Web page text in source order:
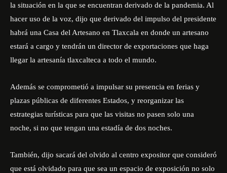
la situación en la que se encuentran derivado de la pandemia. Al
hacer uso de la voz, dijo que derivado del impulso del presidente
habrá una Casa del Artesano en Tlaxcala en donde un artesano
estará a cargo y tendrán un director de exportaciones que haga
llegar la artesanía tlaxcalteca a todo el mundo.
Además se comprometió a impulsar su presencia en ferias y
plazas públicas de diferentes Estados, y reorganizar las
estrategias turísticas para que las visitas no pasen solo una
noche, si no que tengan una estadía de dos noches.
También, dijo sacará del olvido al centro expositor que consideró
que está olvidado para que sea un espacio de exposición no solo